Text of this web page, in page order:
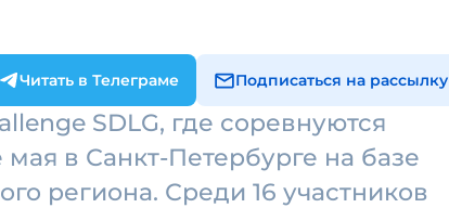
Читать в Телеграме Подписаться на рассылку
SDLG, где соревнуются
в Санкт-Петербурге на базе
региона. Среди 16 участников